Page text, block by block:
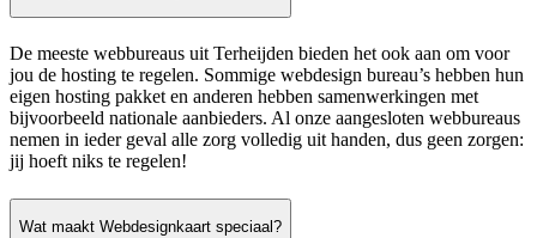
De meeste webbureaus uit Terheijden bieden het ook aan om voor
jou de hosting te regelen. Sommige webdesign bureau’s hebben hun
eigen hosting pakket en anderen hebben samenwerkingen met
bijvoorbeeld nationale aanbieders. Al onze aangesloten webbureaus
nemen in ieder geval alle zorg volledig uit handen, dus geen zorgen:
jij hoeft niks te regelen!
Wat maakt Webdesignkaart speciaal?